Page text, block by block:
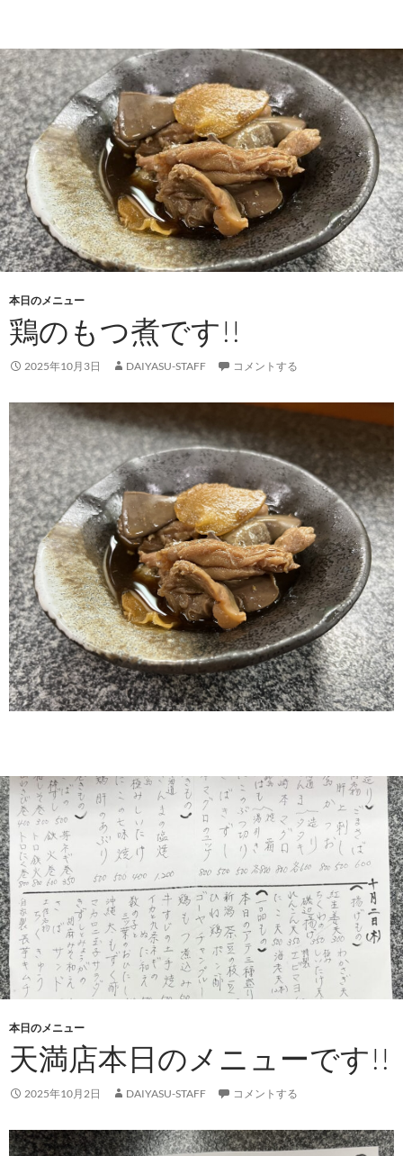
本日のメニュー
鶏のもつ煮です!!
2025年10月3日 DAIYASU-STAFF コメントする
本日のメニュー
天満店本日のメニューです!!
2025年10月2日 DAIYASU-STAFF コメントする